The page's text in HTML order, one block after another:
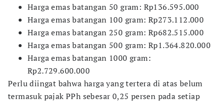
​Harga emas batangan 50 gram: Rp136.595.000
​Harga emas batangan 100 gram: Rp273.112.000
​Harga emas batangan 250 gram: Rp682.515.000
​Harga emas batangan 500 gram: Rp1.364.820.000
​Harga emas batangan 1000 gram:
Rp2.729.600.000
Perlu diingat bahwa harga yang tertera di atas belum
termasuk pajak PPh sebesar 0,25 persen pada setiap